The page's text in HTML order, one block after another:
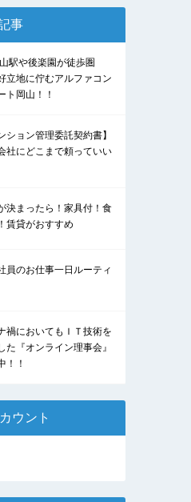
事
駅や後楽園が徒歩圏
立地に佇むアルファコン
ト岡山！！
ション管理委託契約書】
社にどこまで頼っていい
決まったら！家具付！食
賃貸がおすすめ
員のお仕事一日ルーティ
禍においてもＩＴ技術を
た『オンライン理事会』
！！
ウント